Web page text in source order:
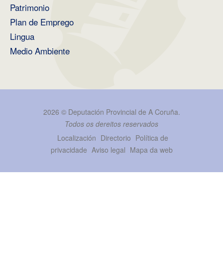
Patrimonio
Plan de Emprego
Lingua
Medio Ambiente
2026 © Deputación Provincial de A Coruña.
Todos os dereitos reservados
Localización Directorio Política de
privacidade Aviso legal Mapa da web